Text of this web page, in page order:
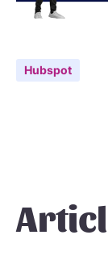
Hubspot